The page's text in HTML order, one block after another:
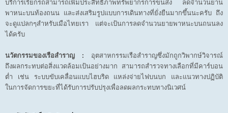
บริการเรียกรถสามารถเพิ่มประสิทธิภาพทรัพยากรการขนส่ง ลดจำนวนยาน
พาหนะบนท้องถนน และส่งเสริมรูปแบบการเดินทางที่ยั่งยืนมากขึ้นนะครับ ถึง
จะดูแปลกๆสำหรับเมือไทยเรา แต่จะเป้นการลดจำนวนยายพาหนะบนถนนลง
ได้ครับ
นวัตกรรมของเรือสำราญ :
อุตสาหกรรมเรือสำราญซึ่งมักถูกวิพากษ์วิจารณ์
ถึงผลกระทบต่อสิ่งแวดล้อมเป้นอย่างมาก สามารถสำรวจทางเลือกที่มีคาร์บอน
ต่ำ เช่น ระบบขับเคลื่อนแบบไฮบริด แหล่งจ่ายไฟบนบก และแนวทางปฏิบัติ
ในการจัดการขยะที่ได้รับการปรับปรุงเพื่อลดผลกระทบทางนิเวศน์